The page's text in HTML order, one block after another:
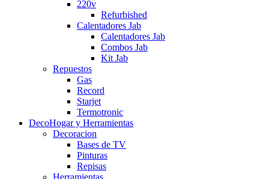
220v
Refurbished
Calentadores Jab
Calentadores Jab
Combos Jab
Kit Jab
Repuestos
Gas
Record
Starjet
Termotronic
DecoHogar y Herramientas
Decoracion
Bases de TV
Pinturas
Repisas
Herramientas